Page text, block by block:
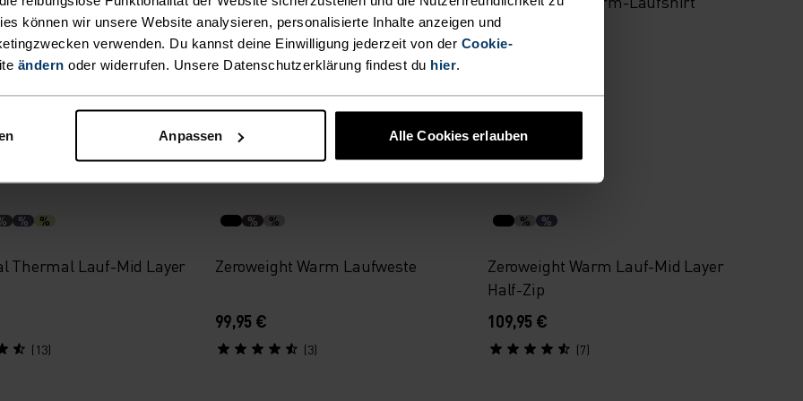
können wir unsere Website analysieren, personalisierte Inhalte anzeigen und
verwenden. Du kannst deine Einwilligung jederzeit von der Cookie-
ändern oder widerrufen. Unsere Datenschutzerklärung findest du hier.
Anpassen Alle Cookies erlauben
Zip
Laufshirt
54,95 €
% %
Thermal Lauf-Mid Layer
(13)
% %
Zeroweight Warm Laufweste
99,95 €
(3)
Warm
% %
Zeroweight Warm Lauf-Mid Layer
Half-Zip
109,95 €
(7)